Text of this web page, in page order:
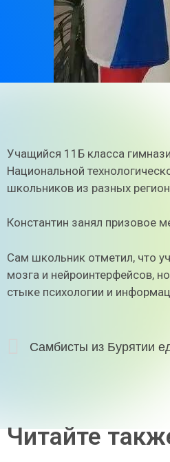
Учащийся 11Б класса
Национальной
школьников из разных
Константин занял призовое
Сам школьник отметил, что
мозга и нейроинтерфейсов,
стыке психологии и
Самбисты из Бурятии
Читайте